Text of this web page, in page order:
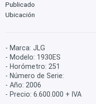
Publicado
Ubicación
- Marca: JLG
- Modelo: 1930ES
- Horómetro: 251
- Número de Serie:
- Año: 2006
- Precio: 6.600.000 + IVA